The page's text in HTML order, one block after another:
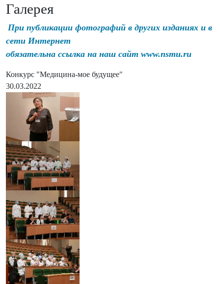
Галерея
При публикации фотографий в других изданиях и в
сети Интернет
обязательна ссылка на наш сайт www.nsmu.ru
Конкурс "Медицина-мое будущее"
30.03.2022